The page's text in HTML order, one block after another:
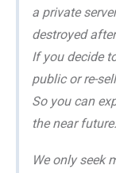
a private
destroyed
If you decide
public or re-
So you can
the near
We only seek